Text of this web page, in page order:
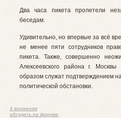
Два часа пикета пролетели
беседам.
Удивительно, но впервые за всё
не менее пяти сотрудников
пикета. Также, совершенно
Алексеевского района г.
образом служат подтверждением
политической обстановки.
4 вложения
обсудить на форуме